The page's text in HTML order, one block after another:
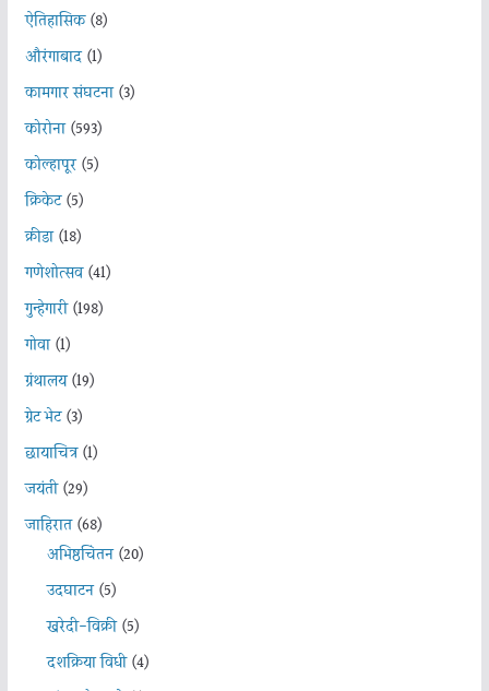
ऐतिहासिक(8)
औरंगाबाद(1)
कामगार संघटना(3)
कोरोना(593)
कोल्हापूर(5)
क्रिकेट(5)
क्रीडा(18)
गणेशोत्सव(41)
गुन्हेगारी(198)
गोवा(1)
ग्रंथालय(19)
ग्रेट भेट(3)
छायाचित्र(1)
जयंती(29)
जाहिरात(68)
अभिष्ठचिंतन(20)
उदघाटन(5)
खरेदी-विक्री(5)
दशक्रिया विधी(4)